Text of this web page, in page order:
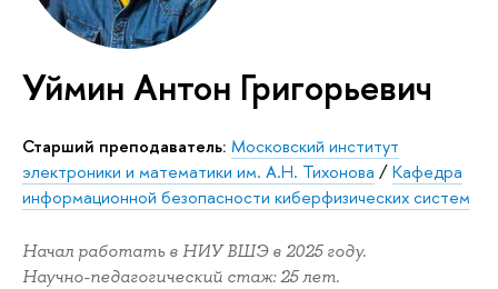
Уймин Антон Григорьевич
Старший преподаватель: Московский институт
электроники и математики им. А.Н. Тихонова /Кафедра
информационной безопасности киберфизических систем
Начал работать в НИУ ВШЭ в 2025 году.
Научно-педагогический стаж: 25 лет.